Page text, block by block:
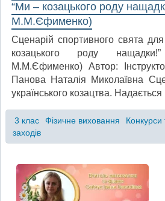
“Ми – козацького роду
М.М.Єфименко)
Сценарій спортивного свята
козацького роду
М.М.Єфименко) Автор:
Панова Наталія Миколаївна
українського козацтва.
3 клас Фізичне виховання Конкурси
заходів